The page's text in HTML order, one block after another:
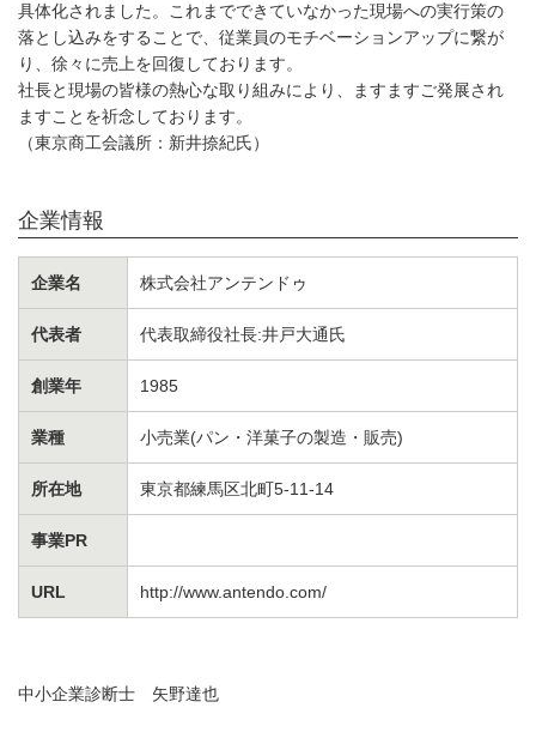
具体化されました。これまでできていなかった現場への実行策の
落とし込みをすることで、従業員のモチベーションアップに繋が
り、徐々に売上を回復しております。
社長と現場の皆様の熱心な取り組みにより、ますますご発展され
ますことを祈念しております。
（東京商工会議所：新井捺紀氏）
企業情報
企業名 株式会社アンテンドゥ
代表者 代表取締役社長:井戸大通氏
創業年 1985
業種 小売業(パン・洋菓子の製造・販売)
所在地 東京都練馬区北町5-11-14
事業PR
URL http://www.antendo.com/
中小企業診断士 矢野達也